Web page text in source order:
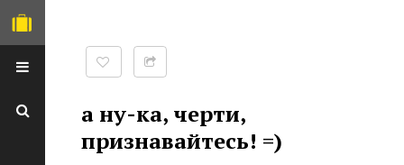
а ну-ка, черти,
признавайтесь! =)